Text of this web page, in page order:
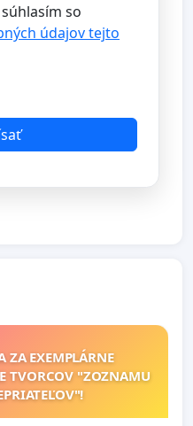
so
údajov tejto
ZA EXEMPLÁRNE
TVORCOV "ZOZNAMU